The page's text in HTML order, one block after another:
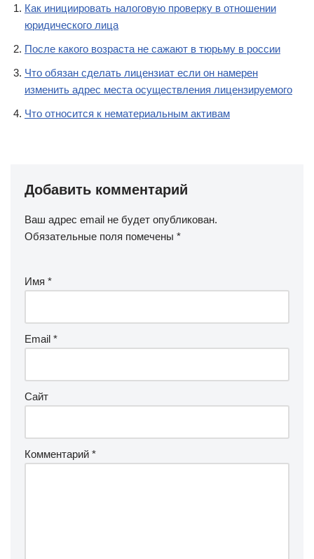
Как инициировать налоговую проверку в отношении
юридического лица
После какого возраста не сажают в тюрьму в россии
Что обязан сделать лицензиат если он намерен
изменить адрес места осуществления лицензируемого
Что относится к нематериальным активам
Добавить комментарий
Ваш адрес email не будет опубликован.
Обязательные поля помечены *
Имя *
Email *
Сайт
Комментарий *